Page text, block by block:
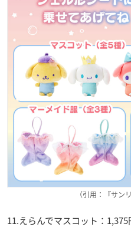
（引用：『サン
11.えらんでマスコット：1,375